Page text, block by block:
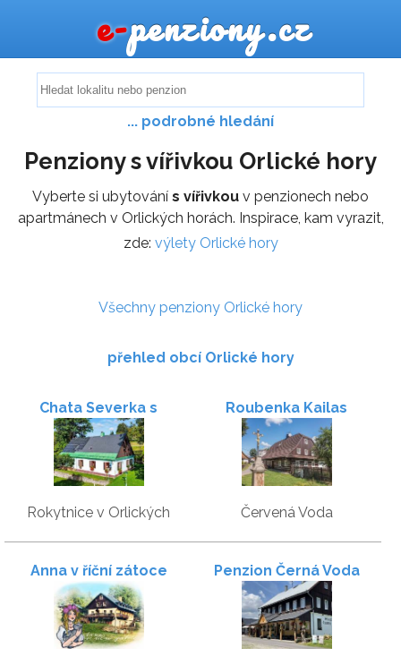
e-penziony.cz
... podrobné hledání
Penziony s vířivkou Orlické hory
Vyberte si ubytování s vířivkou v penzionech nebo
apartmánech v Orlických horách. Inspirace, kam vyrazit,
zde: výlety Orlické hory
Všechny penziony Orlické hory
přehled obcí Orlické hory
Chata Severka s
Wellness
Rokytnice v Orlických
horách
Roubenka Kailas
Červená Voda
Anna v říční zátoce Penzion Černá Voda